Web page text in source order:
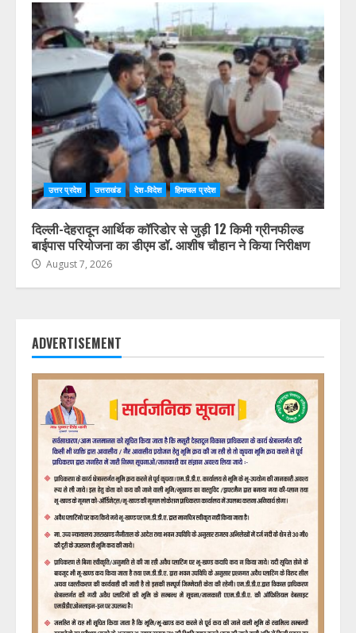
उत्तर प्रदेश उत्तराखंड देश-विदेश हिमाचल प्रदेश
दिल्ली-देहरादून आर्थिक कॉरिडोर से जुड़ी 12 किमी ग्रीनफील्ड
बाईपास परियोजना का डीएम डॉ. आशीष चौहान ने किया निरीक्षण
August 7, 2026
ADVERTISEMENT